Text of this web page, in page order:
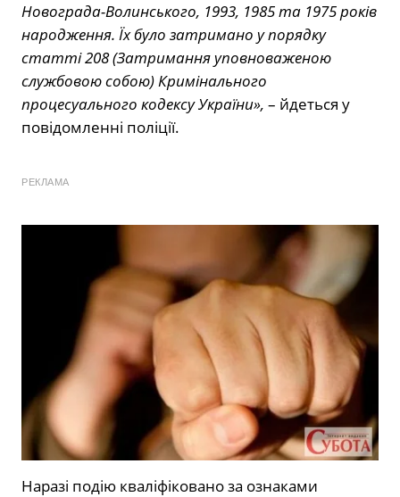
Новограда-Волинського, 1993, 1985 та 1975 років
народження. Їх було затримано у порядку
статті 208 (Затримання уповноваженою
службовою собою) Кримінального
процесуального кодексу України», – йдеться у
повідомленні поліції.
РЕКЛАМА
Наразі подію кваліфіковано за ознаками